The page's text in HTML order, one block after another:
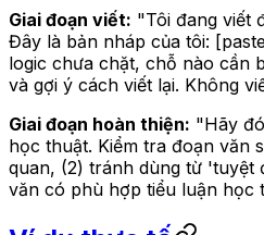
Giai đoạn viết: "Tôi đang viết
Đây là bản nháp của tôi:
logic chưa chặt, chỗ nào cần
và gợi ý cách viết lại. Không
Giai đoạn hoàn thiện: "Hãy
học thuật. Kiểm tra đoạn văn
quan, (2) tránh dùng từ 'tuyệt
văn có phù hợp tiểu luận học